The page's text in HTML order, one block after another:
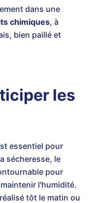
dans une
chimiques, à
bien paillé et
les
essentiel pour
sécheresse, le
pour
l'humidité.
tôt le matin ou